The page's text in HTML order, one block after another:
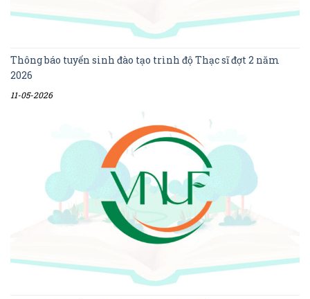
Thông báo tuyển sinh đào tạo trình độ Thạc sĩ đợt 2 năm
2026
11-05-2026